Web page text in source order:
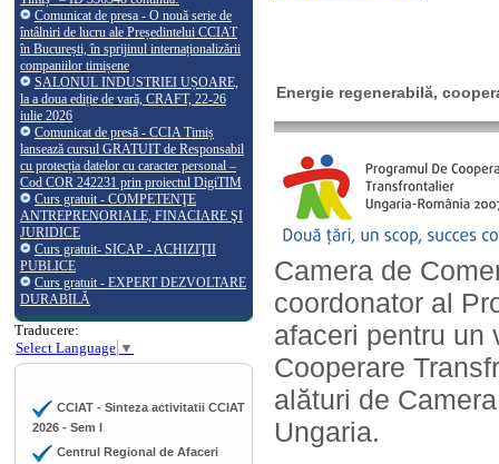
Comunicat de presa - O nouă serie de
întâlniri de lucru ale Președintelui CCIAT
în București, în sprijinul internaționalizării
companiilor timișene
SALONUL INDUSTRIEI UȘOARE,
la a doua ediție de vară, CRAFT, 22-26
iulie 2026
Comunicat de presă - CCIA Timiș
lansează cursul GRATUIT de Responsabil
cu protecția datelor cu caracter personal –
Cod COR 242231 prin proiectul DigiTIM
Curs gratuit - COMPETENŢE
ANTREPRENORIALE, FINACIARE ŞI
JURIDICE
Curs gratuit- SICAP - ACHIZIŢII
PUBLICE
Curs gratuit - EXPERT DEZVOLTARE
DURABILĂ
Traducere:
Select Language ▼
CCIAT - Sinteza activitatii CCIAT
2026 - Sem I
Centrul Regional de Afaceri
Energie regenerabilă,
Camera de
coordonator al
afaceri pentru un
Cooperare
alături de
Ungaria.